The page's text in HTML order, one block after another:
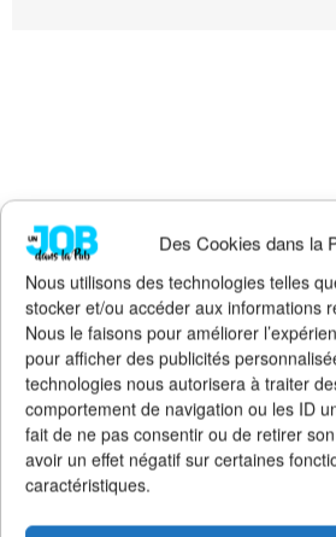
Des Cookies dans la
Nous utilisons des technologies telles
stocker et/ou accéder aux informations
Nous le faisons pour améliorer
pour afficher des publicités
technologies nous autorisera à traiter
comportement de navigation ou les ID
fait de ne pas consentir ou de retirer
avoir un effet négatif sur certaines
caractéristiques.